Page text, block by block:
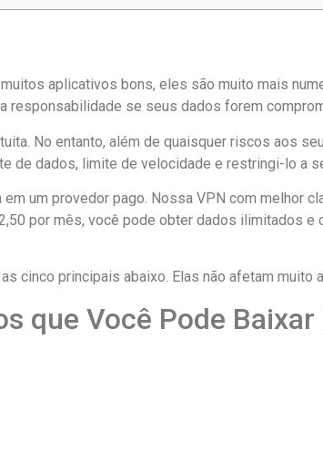
aplicativos bons, eles são muito mais
responsabilidade se seus dados forem
No entanto, além de quaisquer riscos aos
de dados, limite de velocidade e restringi-lo a
um provedor pago. Nossa VPN com melhor
por mês, você pode obter dados ilimitados
cinco principais abaixo. Elas não afetam muito
que Você Pode Baixar